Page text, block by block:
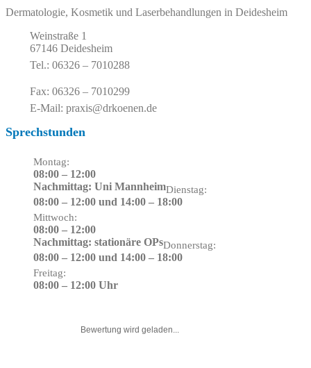
Dermatologie, Kosmetik und Laserbehandlungen in Deidesheim
Weinstraße 1
67146 Deidesheim
Tel.: 06326 – 7010288
Fax: 06326 – 7010299
E-Mail: praxis@drkoenen.de
Sprechstunden
Montag:
08:00 – 12:00
Nachmittag: Uni MannheimDienstag:
08:00 – 12:00 und 14:00 – 18:00
Mittwoch:
08:00 – 12:00
Nachmittag: stationäre OPsDonnerstag:
08:00 – 12:00 und 14:00 – 18:00
Freitag:
08:00 – 12:00 Uhr
Bewertung wird geladen...